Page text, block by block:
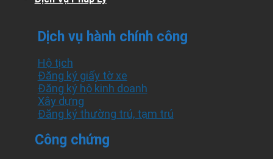
Dịch vụ hành chính công
Hộ tịch
Đăng ký giấy tờ xe
Đăng ký hộ kinh doanh
Xây dựng
Đăng ký thường trú, tạm trú
Công chứng